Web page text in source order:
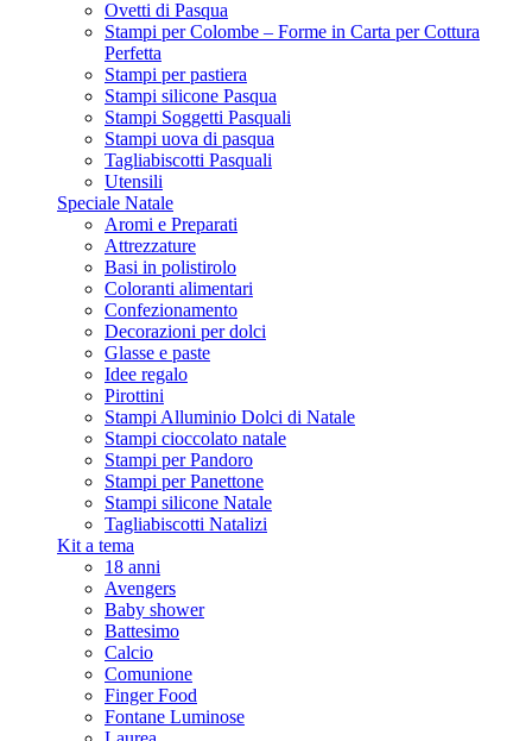
Ovetti di Pasqua
Stampi per Colombe – Forme in Carta per Cottura
Perfetta
Stampi per pastiera
Stampi silicone Pasqua
Stampi Soggetti Pasquali
Stampi uova di pasqua
Tagliabiscotti Pasquali
Utensili
Speciale Natale
Aromi e Preparati
Attrezzature
Basi in polistirolo
Coloranti alimentari
Confezionamento
Decorazioni per dolci
Glasse e paste
Idee regalo
Pirottini
Stampi Alluminio Dolci di Natale
Stampi cioccolato natale
Stampi per Pandoro
Stampi per Panettone
Stampi silicone Natale
Tagliabiscotti Natalizi
Kit a tema
18 anni
Avengers
Baby shower
Battesimo
Calcio
Comunione
Finger Food
Fontane Luminose